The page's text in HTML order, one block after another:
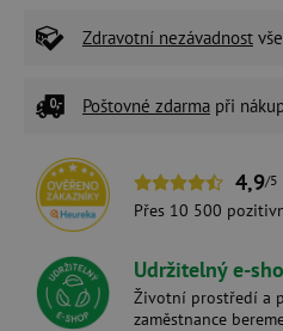
Zdravotní nezávadnost
Poštovné zdarma při
4,9/5
Přes 10 500
Udržitelný e-
Životní prostředí a
zaměstnance